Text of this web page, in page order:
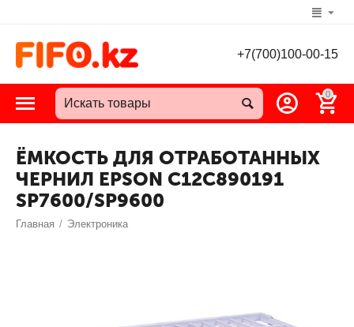
+7(700)100-00-15
0
ЁМКОСТЬ ДЛЯ ОТРАБОТАННЫХ
ЧЕРНИЛ EPSON C12C890191
SP7600/SP9600
Главная / Электроника